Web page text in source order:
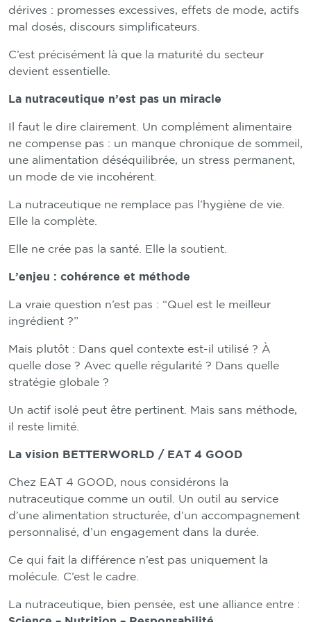
dérives : promesses excessives, effets de mode, actifs
mal dosés, discours simplificateurs.
C’est précisément là que la maturité du secteur
devient essentielle.
La nutraceutique n’est pas un miracle
Il faut le dire clairement. Un complément alimentaire
ne compense pas : un manque chronique de sommeil,
une alimentation déséquilibrée, un stress permanent,
un mode de vie incohérent.
La nutraceutique ne remplace pas l’hygiène de vie.
Elle la complète.
Elle ne crée pas la santé. Elle la soutient.
L’enjeu : cohérence et méthode
La vraie question n’est pas : “Quel est le meilleur
ingrédient ?”
Mais plutôt : Dans quel contexte est-il utilisé ? À
quelle dose ? Avec quelle régularité ? Dans quelle
stratégie globale ?
Un actif isolé peut être pertinent. Mais sans méthode,
il reste limité.
La vision BETTERWORLD / EAT 4 GOOD
Chez EAT 4 GOOD, nous considérons la
nutraceutique comme un outil. Un outil au service
d’une alimentation structurée, d’un accompagnement
personnalisé, d’un engagement dans la durée.
Ce qui fait la différence n’est pas uniquement la
molécule. C’est le cadre.
La nutraceutique, bien pensée, est une alliance entre :